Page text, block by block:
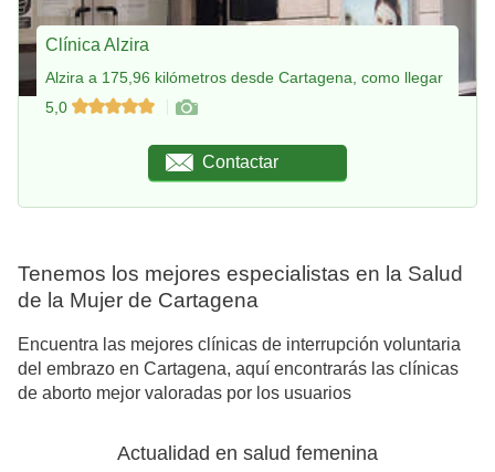
Clínica Alzira
Alzira a 175,96 kilómetros desde Cartagena, como llegar
5,0
Contactar
Tenemos los mejores especialistas en la Salud
de la Mujer de Cartagena
Encuentra las mejores clínicas de interrupción voluntaria
del embrazo en Cartagena, aquí encontrarás las clínicas
de aborto mejor valoradas por los usuarios
Actualidad en salud femenina